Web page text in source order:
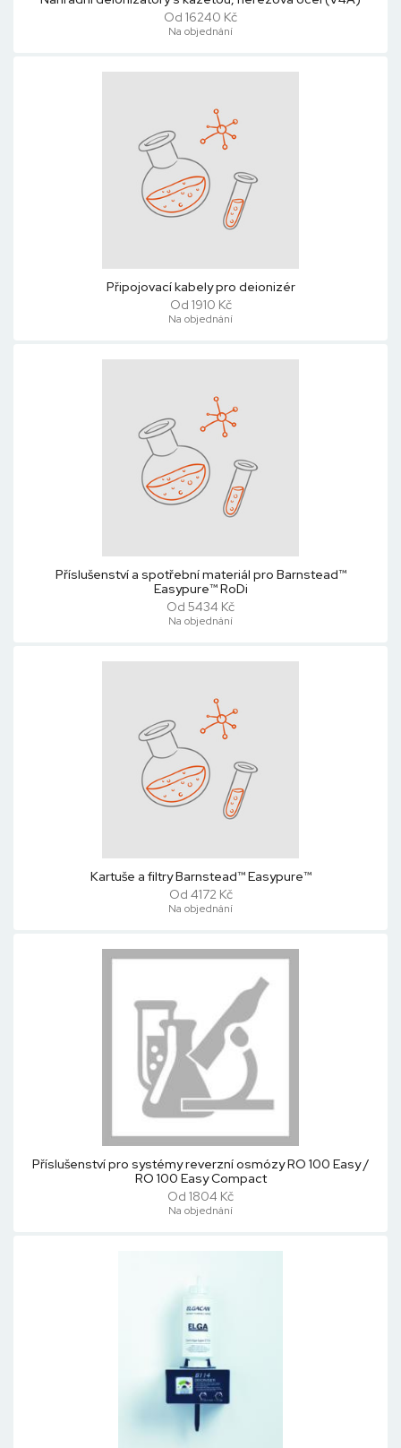
Od 16240 Kč
Na objednání
Připojovací kabely pro deionizér
Od 1910 Kč
Na objednání
Příslušenství a spotřební materiál pro Barnstead™
Easypure™ RoDi
Od 5434 Kč
Na objednání
Kartuše a filtry Barnstead™ Easypure™
Od 4172 Kč
Na objednání
Příslušenství pro systémy reverzní osmózy RO 100 Easy /
RO 100 Easy Compact
Od 1804 Kč
Na objednání